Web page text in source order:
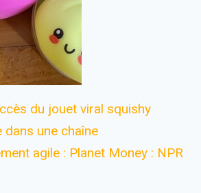
du jouet viral squishy
une chaîne
agile : Planet Money : NPR